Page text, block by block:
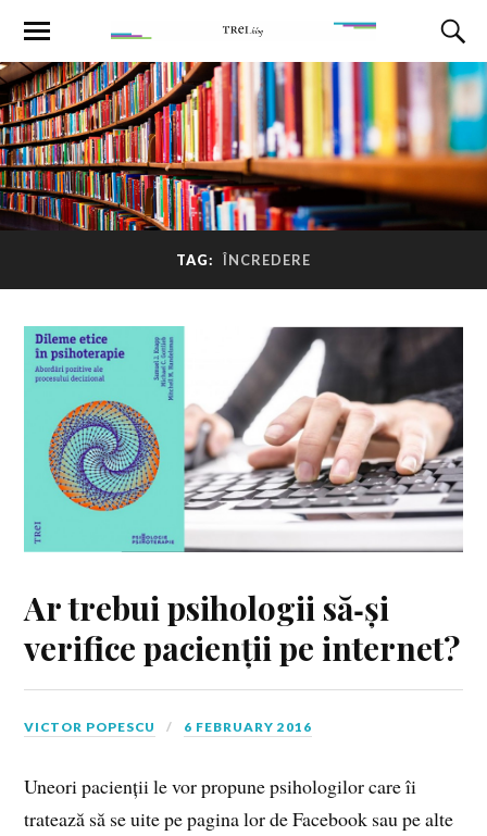
TAG: ÎNCREDERE
Ar trebui psihologii să‑și
verifice pacienții pe internet?
VICTOR POPESCU 6 FEBRUARY 2016
Uneori pacienții le vor propune psihologilor care îi
tratează să se uite pe pagina lor de Facebook sau pe alte